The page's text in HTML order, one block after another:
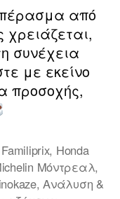
από
συνέχεια
με εκείνο
προσοχής,
Familiprix, Honda
Μόντρεαλ,
,Ανάλυση &